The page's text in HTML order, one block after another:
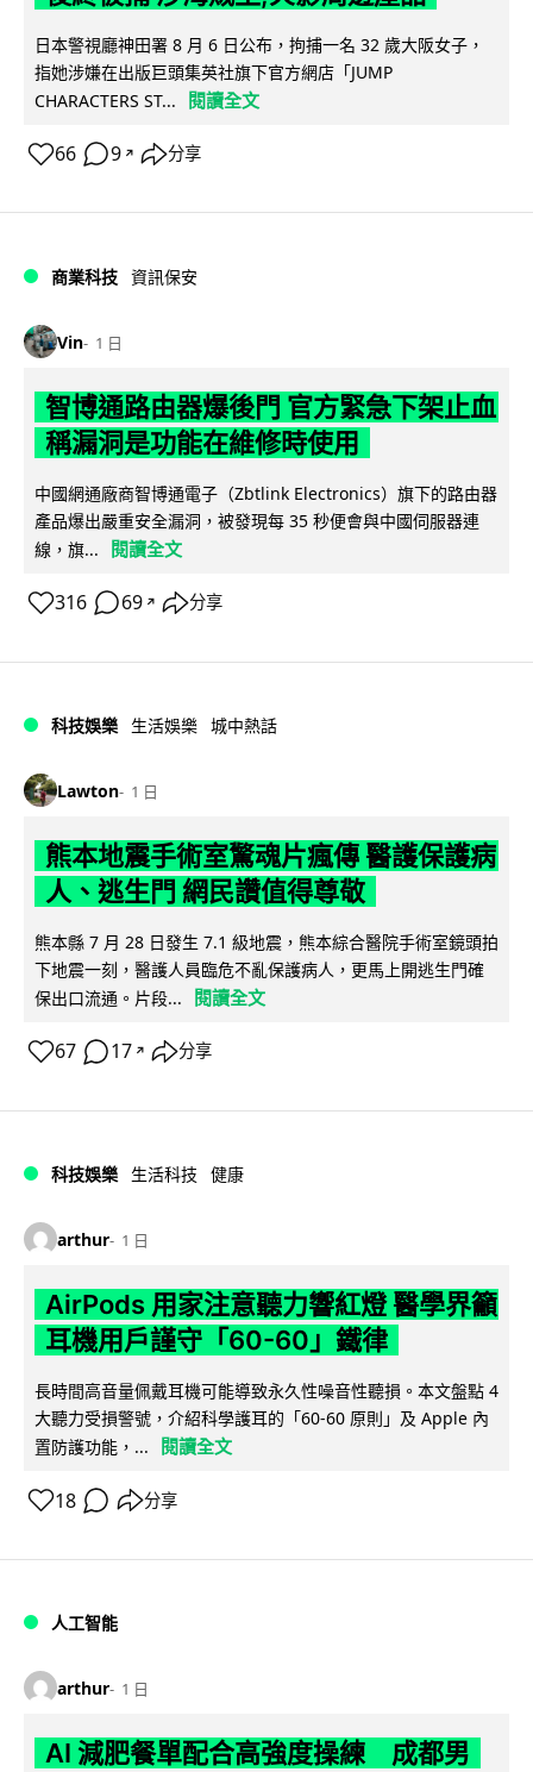
日本警視廳神田署 8 月 6 日公布，拘捕一名 32 歲大阪女子，
指她涉嫌在出版巨頭集英社旗下官方網店「JUMP
CHARACTERS ST...
閱讀全文
66 9 ↗ 分享
商業科技 資訊保安
Vin 1 日
智博通路由器爆後門 官方緊急下架止血
稱漏洞是功能在維修時使用
中國網通廠商智博通電子（Zbtlink Electronics）旗下的路由器
產品爆出嚴重安全漏洞，被發現每 35 秒便會與中國伺服器連
線，旗...
閱讀全文
316 69 ↗ 分享
科技娛樂 生活娛樂 城中熱話
Lawton 1 日
熊本地震手術室驚魂片瘋傳 醫護保護病
人、逃生門 網民讚值得尊敬
熊本縣 7 月 28 日發生 7.1 級地震，熊本綜合醫院手術室鏡頭拍
下地震一刻，醫護人員臨危不亂保護病人，更馬上開逃生門確
保出口流通。片段...
閱讀全文
67 17 ↗ 分享
科技娛樂 生活科技 健康
arthur 1 日
AirPods 用家注意聽力響紅燈 醫學界籲
耳機用戶謹守「60-60」鐵律
長時間高音量佩戴耳機可能導致永久性噪音性聽損。本文盤點 4
大聽力受損警號，介紹科學護耳的「60-60 原則」及 Apple 內
置防護功能，...
閱讀全文
18 分享
人工智能
arthur 1 日
AI 減肥餐單配合高強度操練 成都男